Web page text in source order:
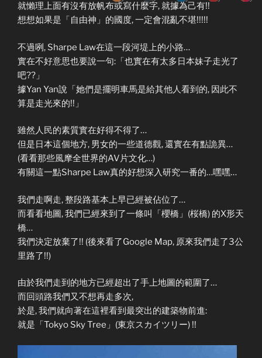
就懶理上面有沒有放帆布或寫什麼字, 就據為己有!!
想想如果是「自由神」的國度, 一定會混亂不堪!!!!!
不過咧, Sharpe Law在這一段河堤上的小路…
實在不好意思也要說一句:「也實在有太多日本妹子走光了
吧??」
據Yan Yan說「她們是擺明車馬是給其他人看到的, 因此不
算是走光來的!!」
雖然人民的素質實在好得不得了…
但是日本這個地方, 男女的一些道德觀, 還實在有點詭異…
(看看那些風摩全世界的AV片文化…)
有關這一點Sharpe Law真的好想深入研究一番的…嘿嘿…
我們走啊走, 整段路基本上早已經被佔位了…
而看看地圖, 我們已經來到了一條叫「櫻橋」(桜橋) 的X形天
橋…
我們決定放棄了!! (後來看了Google Map, 原來我們走了3公
里路了!!)
由於我們走到的地方已經超出了手上地圖的範圍了…
而回頭路我們又不想再走多次,
於是, 我們就向著在這裡看到最突出的建築物前進:
就是「Tokyo Sky Tree」(東京スカイツリー) !!